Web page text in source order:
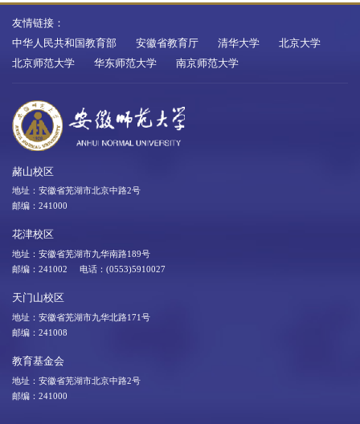
友情链接：
中华人民共和国教育部
安徽省教育厅 清华大学
北京大学
北京师范大学
华东师范大学 南京师范大学
赭山校区
地址：安徽省芜湖市北京中路2号
邮编：241000
花津校区
地址：安徽省芜湖市九华南路189号
邮编：241002 电话：(0553)5910027
天门山校区
地址：安徽省芜湖市九华北路171号
邮编：241008
教育基金会
地址：安徽省芜湖市北京中路2号
邮编：241000